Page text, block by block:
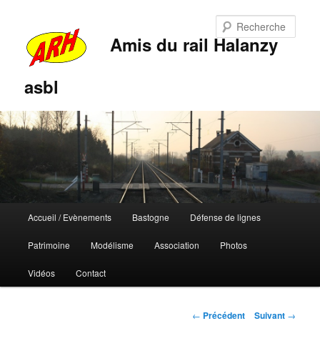
Amis du rail Halanzy
asbl
principal
Aller
au
contenu
Aller
au
contenu
Accueil / Evènements Bastogne Défense de lignes
Patrimoine Modélisme Association Photos
Vidéos Contact
Navigation
← Précédent Suivant →